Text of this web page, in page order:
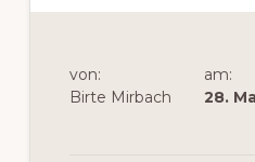
von:
Birte Mirbach
am:
28.